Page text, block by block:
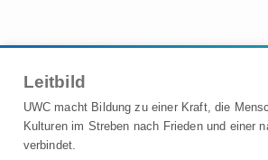
s
n
a
v
Leitbild
UWC macht Bildung zu einer Kraft, die
Kulturen im Streben nach Frieden und einer
verbindet.